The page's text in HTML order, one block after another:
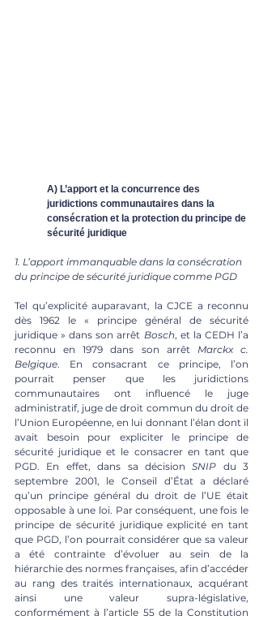
A) L’apport et la concurrence des
juridictions communautaires dans la
consécration et la protection du principe de
sécurité juridique
1. L’apport immanquable dans la consécration
du principe de sécurité juridique comme PGD
Tel qu’explicité auparavant, la CJCE a reconnu
dès 1962 le « principe général de sécurité
juridique » dans son arrêt Bosch, et la CEDH l’a
reconnu en 1979 dans son arrêt Marckx c.
Belgique. En consacrant ce principe, l’on
pourrait penser que les juridictions
communautaires ont influencé le juge
administratif, juge de droit commun du droit de
l’Union Européenne, en lui donnant l’élan dont il
avait besoin pour expliciter le principe de
sécurité juridique et le consacrer en tant que
PGD. En effet, dans sa décision SNIP du 3
septembre 2001, le Conseil d’État a déclaré
qu’un principe général du droit de l’UE était
opposable à une loi. Par conséquent, une fois le
principe de sécurité juridique explicité en tant
que PGD, l’on pourrait considérer que sa valeur
a été contrainte d’évoluer au sein de la
hiérarchie des normes françaises, afin d’accéder
au rang des traités internationaux, acquérant
ainsi une valeur supra-législative,
conformément à l’article 55 de la Constitution